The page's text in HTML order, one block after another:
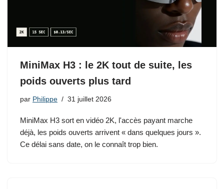
MiniMax H3 : le 2K tout de suite, les
poids ouverts plus tard
par Philippe 31 juillet 2026
MiniMax H3 sort en vidéo 2K, l'accès payant marche
déjà, les poids ouverts arrivent « dans quelques jours ».
Ce délai sans date, on le connaît trop bien.